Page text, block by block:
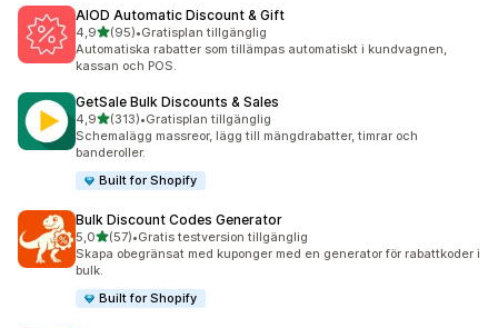
AIOD Automatic Discount & Gift
4,9av 5 stjärnor
(95)
95 recensioner totalt
•Gratisplan tillgänglig
Automatiska rabatter som tillämpas automatiskt i kundvagnen,
kassan och POS.
GetSale Bulk Discounts & Sales
4,9av 5 stjärnor
(313)
313 recensioner totalt
•Gratisplan tillgänglig
Schemalägg massreor, lägg till mängdrabatter, timrar och
banderoller.
Built for Shopify
Bulk Discount Codes Generator
5,0av 5 stjärnor
(57)
57 recensioner totalt
•Gratis testversion tillgänglig
Skapa obegränsat med kuponger med en generator för rabattkoder i
bulk.
Built for Shopify